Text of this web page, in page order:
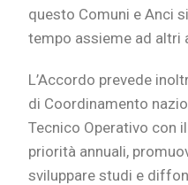
questo Comuni e Anci
tempo assieme ad altri
L’Accordo prevede
di Coordinamento
Tecnico Operativo con
priorità annuali,
sviluppare studi e